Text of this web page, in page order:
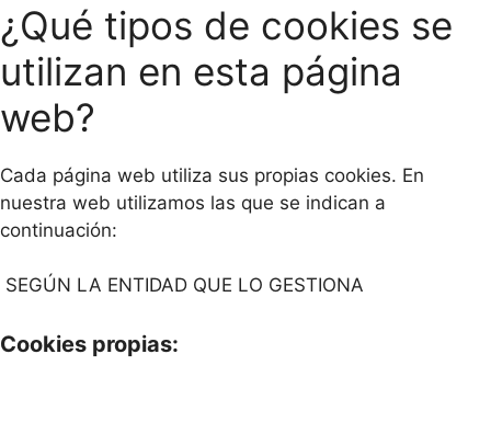
¿Qué tipos de cookies se
utilizan en esta página
web?
Cada página web utiliza sus propias cookies. En
nuestra web utilizamos las que se indican a
continuación:
SEGÚN LA ENTIDAD QUE LO GESTIONA
Cookies propias: